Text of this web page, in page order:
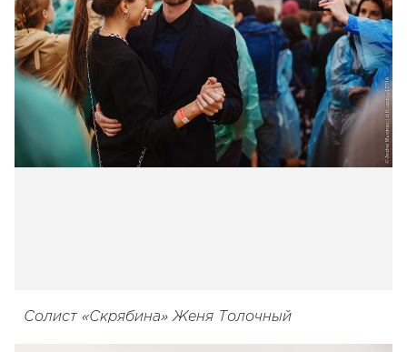
Солист «Скрябина» Женя Толочный